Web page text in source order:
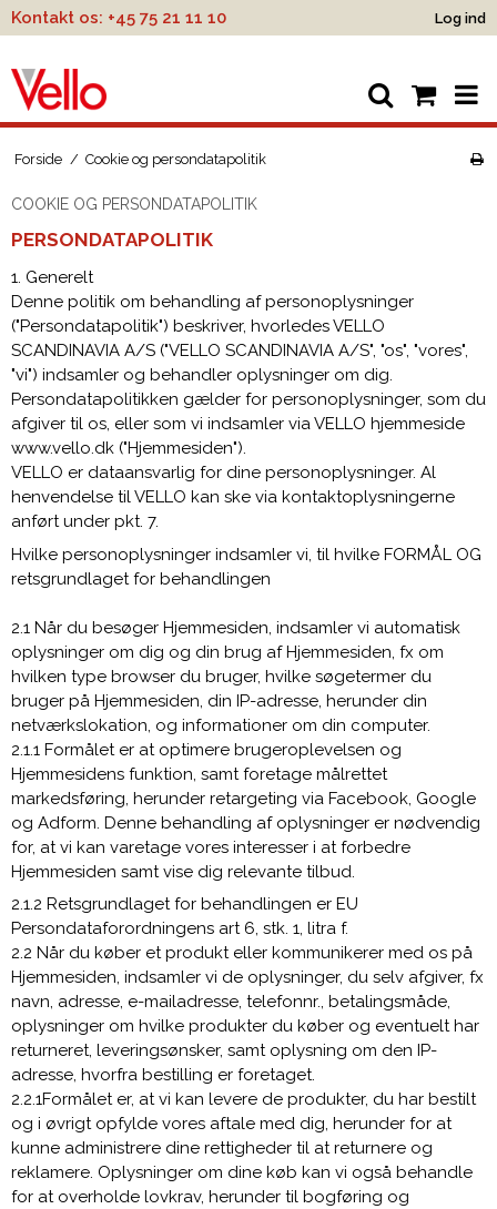
Kontakt os: +45 75 21 11 10 Log ind
Forside / Cookie og persondatapolitik
COOKIE OG PERSONDATAPOLITIK
PERSONDATAPOLITIK
1. Generelt
Denne politik om behandling af personoplysninger
("Persondatapolitik") beskriver, hvorledes VELLO
SCANDINAVIA A/S ("VELLO SCANDINAVIA A/S", "os", "vores",
"vi") indsamler og behandler oplysninger om dig.
Persondatapolitikken gælder for personoplysninger, som du
afgiver til os, eller som vi indsamler via VELLO hjemmeside
www.vello.dk ("Hjemmesiden").
VELLO er dataansvarlig for dine personoplysninger. Al
henvendelse til VELLO kan ske via kontaktoplysningerne
anført under pkt. 7.
Hvilke personoplysninger indsamler vi, til hvilke FORMÅL OG
retsgrundlaget for behandlingen
2.1 Når du besøger Hjemmesiden, indsamler vi automatisk
oplysninger om dig og din brug af Hjemmesiden, fx om
hvilken type browser du bruger, hvilke søgetermer du
bruger på Hjemmesiden, din IP-adresse, herunder din
netværkslokation, og informationer om din computer.
2.1.1 Formålet er at optimere brugeroplevelsen og
Hjemmesidens funktion, samt foretage målrettet
markedsføring, herunder retargeting via Facebook, Google
og Adform. Denne behandling af oplysninger er nødvendig
for, at vi kan varetage vores interesser i at forbedre
Hjemmesiden samt vise dig relevante tilbud.
2.1.2 Retsgrundlaget for behandlingen er EU
Persondataforordningens art 6, stk. 1, litra f.
2.2 Når du køber et produkt eller kommunikerer med os på
Hjemmesiden, indsamler vi de oplysninger, du selv afgiver, fx
navn, adresse, e-mailadresse, telefonnr., betalingsmåde,
oplysninger om hvilke produkter du køber og eventuelt har
returneret, leveringsønsker, samt oplysning om den IP-
adresse, hvorfra bestilling er foretaget.
2.2.1Formålet er, at vi kan levere de produkter, du har bestilt
og i øvrigt opfylde vores aftale med dig, herunder for at
kunne administrere dine rettigheder til at returnere og
reklamere. Oplysninger om dine køb kan vi også behandle
for at overholde lovkrav, herunder til bogføring og